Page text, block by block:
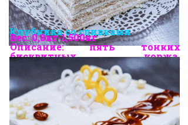
Клубника сосливками
Вес:0,8кг-1,500кг
Описание: пять тонких
бисквитных коржа,
натуральные сливки,
замороженная клубника.